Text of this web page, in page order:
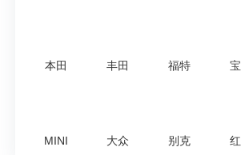
本田 丰田 福特
MINI 大众 别克